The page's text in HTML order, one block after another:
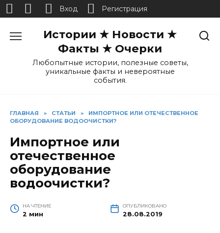
Истории ★ Новости ★
Факты ★ Очерки
Любопытные истории, полезные советы,
уникальные факты и невероятные
события.
ГЛАВНАЯ » СТАТЬИ »
ИМПОРТНОЕ ИЛИ ОТЕЧЕСТВЕННОЕ
ОБОРУДОВАНИЕ ВОДООЧИСТКИ?
Импортное или
отечественное
оборудование
водоочистки?
НА ЧТЕНИЕ
2 мин
ОПУБЛИКОВАНО
28.08.2019
Вход Регистрация